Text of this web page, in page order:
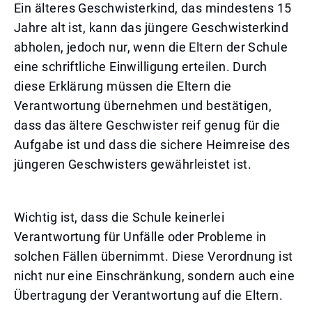
Ein älteres Geschwisterkind, das mindestens 15
Jahre alt ist, kann das jüngere Geschwisterkind
abholen, jedoch nur, wenn die Eltern der Schule
eine schriftliche Einwilligung erteilen. Durch
diese Erklärung müssen die Eltern die
Verantwortung übernehmen und bestätigen,
dass das ältere Geschwister reif genug für die
Aufgabe ist und dass die sichere Heimreise des
jüngeren Geschwisters gewährleistet ist.
Wichtig ist, dass die Schule keinerlei
Verantwortung für Unfälle oder Probleme in
solchen Fällen übernimmt. Diese Verordnung ist
nicht nur eine Einschränkung, sondern auch eine
Übertragung der Verantwortung auf die Eltern.